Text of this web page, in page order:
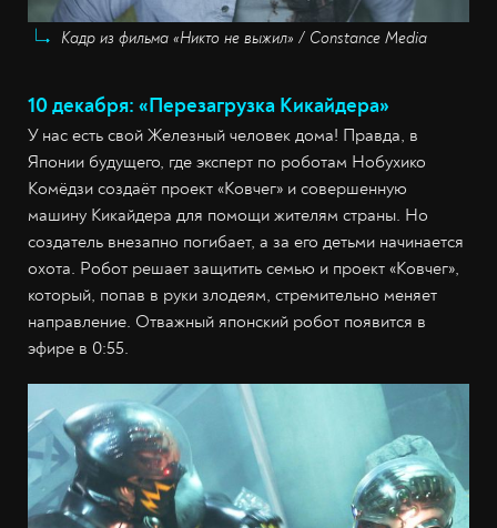
Кадр из фильма «Никто не выжил» / Constance Media
10 декабря: «Перезагрузка Кикайдера»
У нас есть свой Железный человек дома! Правда, в
Японии будущего, где эксперт по роботам Нобухико
Комёдзи создаёт проект «Ковчег» и совершенную
машину Кикайдера для помощи жителям страны. Но
создатель внезапно погибает, а за его детьми начинается
охота. Робот решает защитить семью и проект «Ковчег»,
который, попав в руки злодеям, стремительно меняет
направление. Отважный японский робот появится в
эфире в 0:55.